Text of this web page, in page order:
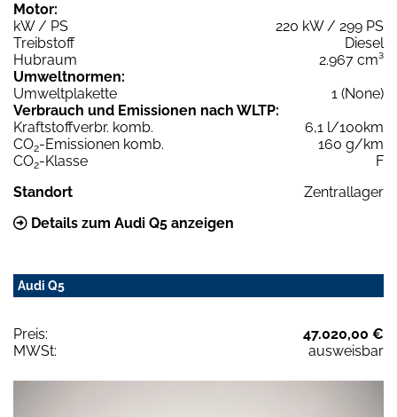
Motor:
kW / PS
220 kW / 299 PS
Treibstoff
Diesel
Hubraum
2.967 cm³
Umweltnormen:
Umweltplakette
1 (None)
Verbrauch und Emissionen nach WLTP:
Kraftstoffverbr. komb.
6,1 l/100km
CO2-Emissionen komb.
160 g/km
CO2-Klasse
F
Standort
Zentrallager
Details zum Audi Q5 anzeigen
Audi Q5
Preis:
47.020,00 €
MWSt:
ausweisbar